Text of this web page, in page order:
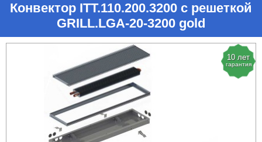
Конвектор ITT.110.200.3200 с решеткой
GRILL.LGA-20-3200 gold
10 лет
гарантия